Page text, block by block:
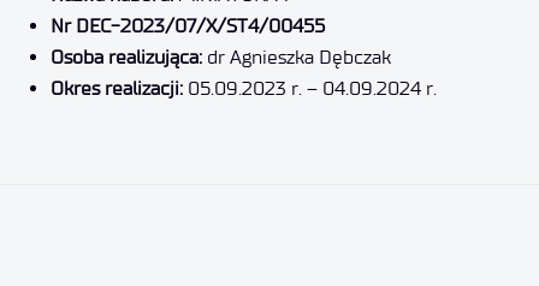
Nr DEC-2023/07/X/ST4/00455
Osoba realizująca: dr Agnieszka Dębczak
Okres realizacji: 05.09.2023 r. – 04.09.2024 r.